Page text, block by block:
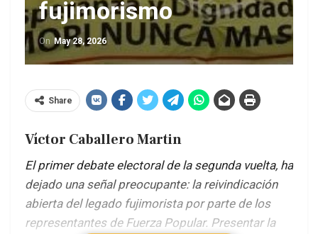
fujimorismo
On May 28, 2026
Share
Víctor Caballero Martin
El primer debate electoral de la segunda vuelta, ha
dejado una señal preocupante: la reivindicación
abierta del legado fujimorista por parte de los
representantes de Fuerza Popular. Presentar la